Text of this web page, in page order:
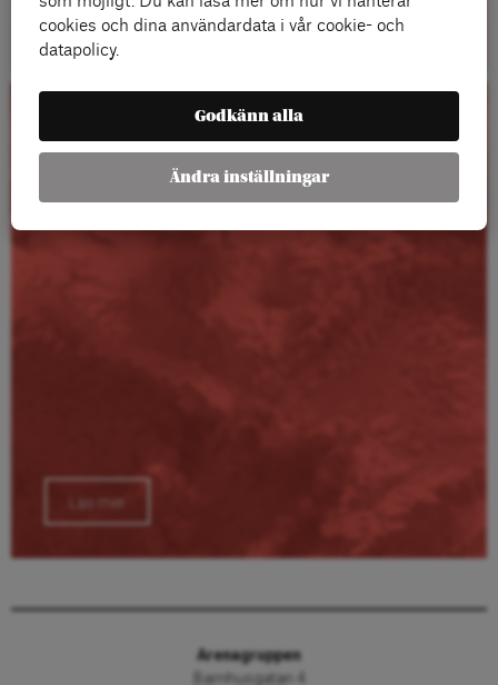
Läs mer
Kalender
Läs mer
Arenagruppen
Barnhusgatan 4
cookies och dina användardata i vår cookie- och
datapolicy.
Godkänn alla
Ändra inställningar